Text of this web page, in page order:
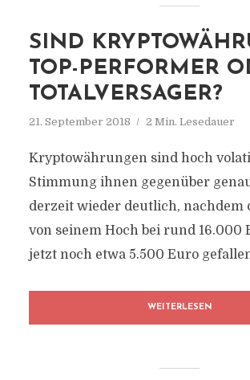
SIND
TOP-PERFORMER
TOTALVERSAGER?
21. September 2018 2 Min. Lesedauer
Kryptowährungen sind hoch
Stimmung ihnen gegenüber
derzeit wieder deutlich, nachdem
von seinem Hoch bei rund 16.000
jetzt noch etwa 5.500 Euro
WEITERLESEN